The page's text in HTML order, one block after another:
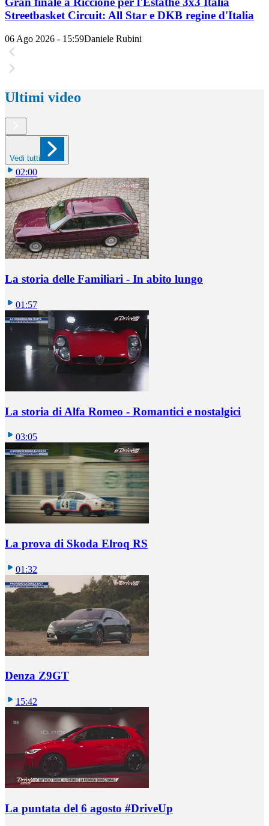
Streetbasket Circuit: All Star e DKB regine d'Italia
06 Ago 2026 - 15:59Daniele Rubini
Ultimi video
Vedi tutti
02:00
La storia delle Familiari - In abito lungo
01:57
La storia di Alfa Romeo - Romantici e nostalgici
03:05
La prova di Skoda Elroq RS
01:32
Denza Z9GT
15:42
La puntata del 6 agosto #DriveUp